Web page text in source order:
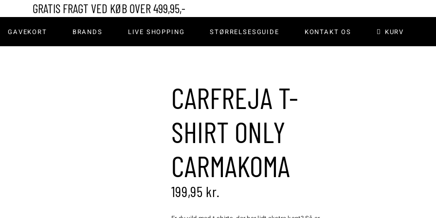
GRATIS FRAGT VED KØB OVER 499,95,-
GAVEKORT BRANDS LIVE SHOPPING STØRRELSESGUIDE KONTAKT OS KURV
& Leggings
CARFREJA T-
SHIRT ONLY
CARMAKOMA
199,95 kr.